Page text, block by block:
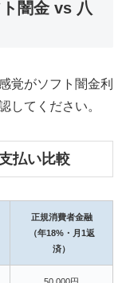
闇金 vs 八
覚がソフト闇金利
してください。
払い比較
正規消費者金融
（年18%・月1返
済）